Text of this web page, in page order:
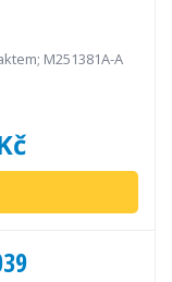
M251381A-A